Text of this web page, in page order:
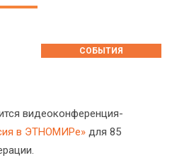
СОБЫТИЯ
видеоконференция-
в ЭТНОМИРе» для 85